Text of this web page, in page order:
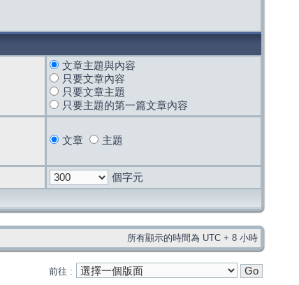
文章主題與內容
只要文章內容
只要文章主題
只要主題的第一篇文章內容
文章 主題
個字元
所有顯示的時間為 UTC + 8 小時
前往 :